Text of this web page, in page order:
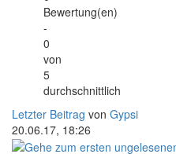
Bewertung(en)
-
0
von
5
durchschnittlich
Letzter Beitrag von Gypsi
20.06.17, 18:26